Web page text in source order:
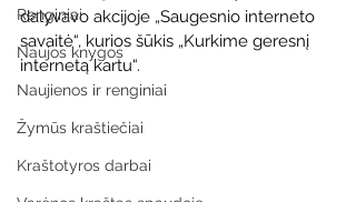
Renginiai
Naujos knygos
Naujienos ir renginiai
Žymūs kraštiečiai
Kraštotyros darbai
dalyvavo akcijoje „Saugesnio interneto
savaitė“, kurios šūkis „Kurkime geresnį
internetą kartu“.